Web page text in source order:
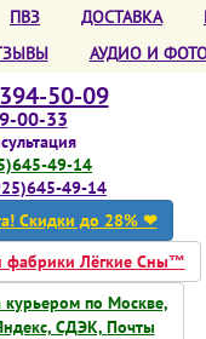
ПВЗ ДОСТАВКА
АУДИО И
50-09
00-33
49-14
49-14
Скидки до 28% ❤
фабрики Лёгкие Сны™
курьером по Москве,
СДЭК, Почты